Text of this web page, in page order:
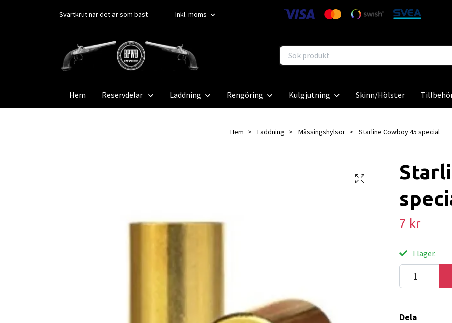
Svartkrut när det är som bäst Inkl. moms
Hem Reservdelar Laddning Rengöring Kulgjutning Skinn/Hölster
Hem Laddning Mässingshylsor Starline Cowboy 45 special
7 kr
I lager.
Dela